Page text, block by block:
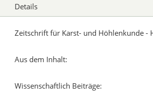
Details
Zeitschrift für Karst- und Höhlenkunde -
Aus dem Inhalt:
Wissenschaftlich Beiträge: